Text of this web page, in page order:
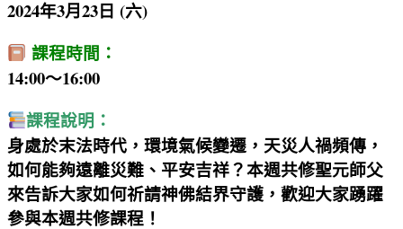
2024年3月23日 (六)
課程時間：
14:00～16:00
課程說明：
身處於末法時代，環境氣候變遷，天災人禍頻傳，
如何能夠遠離災難、平安吉祥？本週共修聖元師父
來告訴大家如何祈請神佛結界守護，歡迎大家踴躍
參與本週共修課程！